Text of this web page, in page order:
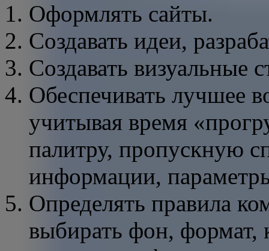
Оформлять сайты.
Создавать идеи,
Создавать визуальные
Обеспечивать лучшее
учитывая время
палитру, пропускную
информации,
Определять правила
выбирать фон, формат,